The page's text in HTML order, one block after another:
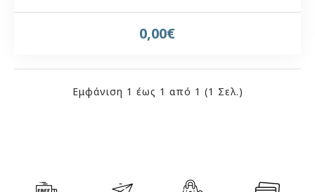
0,00€
Εμφάνιση 1 έως 1 από 1 (1 Σελ.)